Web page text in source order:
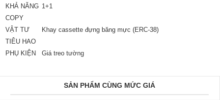
KHẢ NĂNG
COPY
1+1
VẬT TƯ
TIÊU HAO
Khay cassette đựng băng mực (ERC-38)
PHỤ KIỆN Giá treo tường
SẢN PHẨM CÙNG MỨC GIÁ